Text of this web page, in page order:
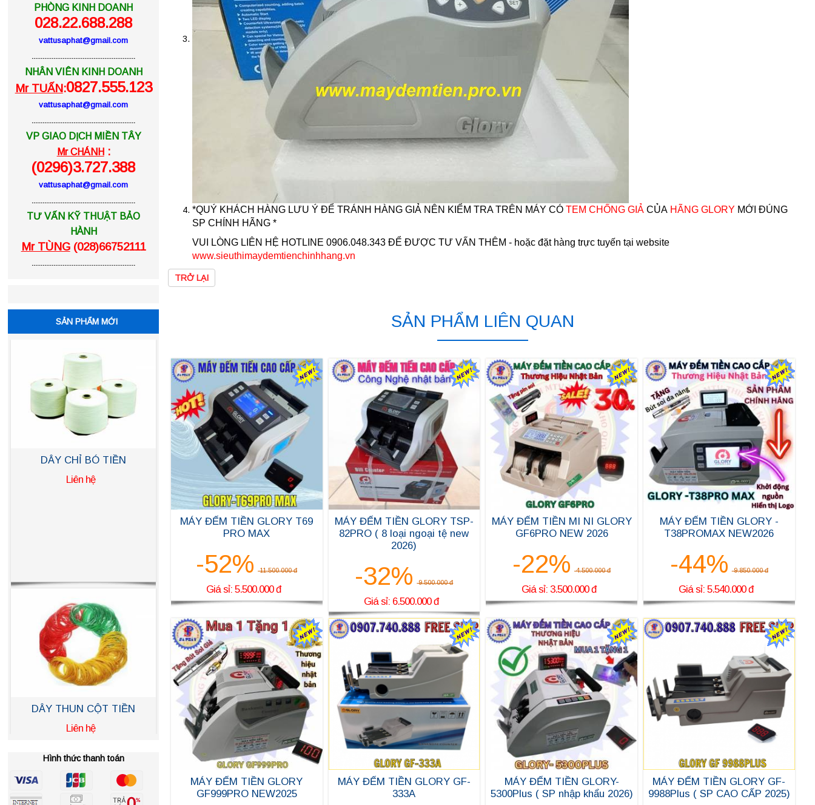
*QUÝ KHÁCH HÀNG LƯU Ý ĐỂ TRÁNH HÀNG GIẢ NÊN KIỂM TRA TRÊN MÁY CÓ TEM CHỐNG GIẢ CỦA HÃNG GLORY MỚI ĐÚNG
SP CHÍNH HÃNG *
VUI LÒNG LIÊN HỆ HOTLINE 0906.048.343 ĐỂ ĐƯỢC TƯ VẤN THÊM - hoặc đặt hàng trực tuyến tại website
www.sieuthimaydemtienchinhhang.vn
TRỞ LẠI
SẢN PHẨM LIÊN QUAN
MÁY ĐẾM TIỀN GLORY T69
PRO MAX
-52% 11.500.000 đ
Giá sỉ: 5.500.000 đ
MÁY ĐẾM TIỀN GLORY TSP-
82PRO ( 8 loại ngoại tệ new
2026)
-32% 9.500.000 đ
Giá sỉ: 6.500.000 đ
MÁY ĐẾM TIỀN MI NI GLORY
GF6PRO NEW 2026
-22% 4.500.000 đ
Giá sỉ: 3.500.000 đ
MÁY ĐẾM TIỀN GLORY -
T38PROMAX NEW2026
-44% 9.850.000 đ
Giá sỉ: 5.540.000 đ
MÁY ĐẾM TIỀN GLORY
GF999PRO NEW2025
MÁY ĐẾM TIỀN GLORY GF-
333A
MÁY ĐẾM TIỀN GLORY-
5300Plus ( SP nhập khẩu 2026)
MÁY ĐẾM TIỀN GLORY GF-
9988Plus ( SP CAO CẤP 2025)
PHÒNG KINH DOANH
028.22.688.288
vattusaphat@gmail.com
.........................................................
NHÂN VIÊN KINH DOANH
Mr TUẤN:0827.555.123
vattusaphat@gmail.com
.........................................................
VP GIAO DỊCH MIỀN TÂY
Mr CHÁNH:
(0296)3.727.388
vattusaphat@gmail.com
.........................................................
TƯ VẤN KỸ THUẬT BẢO
HÀNH
Mr TÙNG(028)66752111
.........................................................
SẢN PHẨM MỚI
DÂY CHỈ BÓ TIỀN
Liên hệ
DÂY THUN CỘT TIỀN
Liên hệ
HÒM ĐỰNG TIỀN KT 68Cm
X 40Cm X 30Cm
Liên hệ
Hình thức thanh toán